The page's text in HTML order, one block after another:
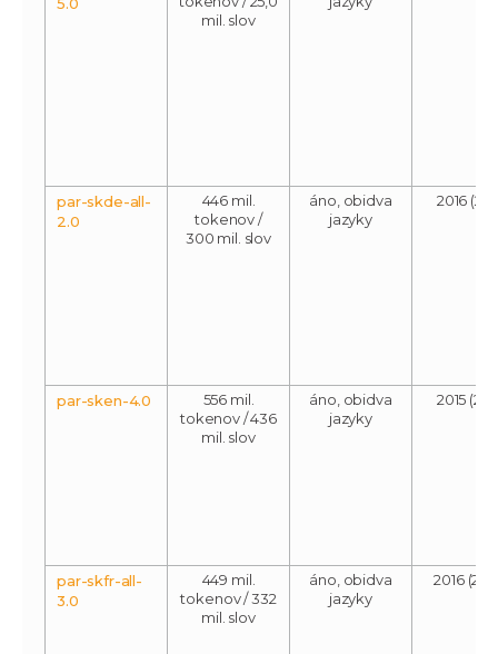
mil. slov
par-skde-all-
2.0
446 mil.
tokenov /
300 mil. slov
áno, obidva
jazyky
2016
par-sken-4.0
556 mil.
tokenov / 436
mil. slov
áno, obidva
jazyky
2015
par-skfr-all-
3.0
449 mil.
tokenov / 332
mil. slov
áno, obidva
jazyky
2016